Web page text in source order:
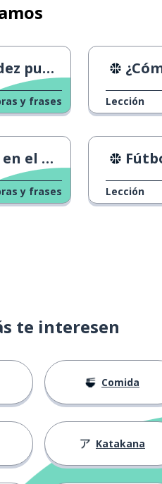
10 km?
y frases Lección
y frases
Fútbol
Lección
te interesen
Comida
Katakana